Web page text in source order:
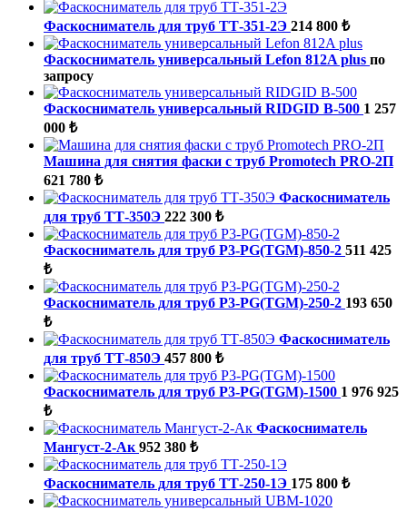
Фаскосниматель для труб ТТ-351-2Э 214 800 ₺
Фаскосниматель универсальный Lefon 812A plus по
запросу
Фаскосниматель универсальный RIDGID В-500 1 257
000 ₺
Машина для снятия фаски с труб Promotech PRO-2П
621 780 ₺
Фаскосниматель
для труб ТТ-350Э 222 300 ₺
Фаскосниматель для труб P3-PG(TGM)-850-2 511 425
₺
Фаскосниматель для труб P3-PG(TGM)-250-2 193 650
₺
Фаскосниматель
для труб ТТ-850Э 457 800 ₺
Фаскосниматель для труб P3-PG(TGM)-1500 1 976 925
₺
Фаскосниматель
Мангуст-2-Ак 952 380 ₺
Фаскосниматель для труб ТТ-250-1Э 175 800 ₺